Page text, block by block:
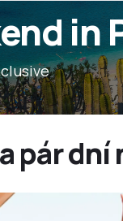
in
pár